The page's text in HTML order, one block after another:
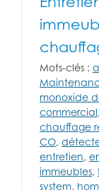
Mots-clés :
monoxide
commercial,
chauffage
CO,
entretien,
immeubles,
system,